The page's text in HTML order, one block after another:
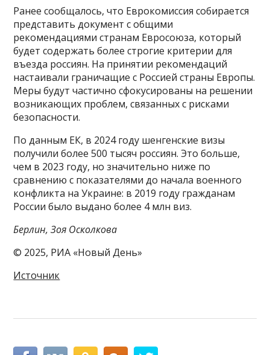
Ранее сообщалось, что Еврокомиссия собирается
представить документ с общими
рекомендациями странам Евросоюза, который
будет содержать более строгие критерии для
въезда россиян. На принятии рекомендаций
настаивали граничащие с Россией страны Европы.
Меры будут частично сфокусированы на решении
возникающих проблем, связанных с рисками
безопасности.
По данным ЕК, в 2024 году шенгенские визы
получили более 500 тысяч россиян. Это больше,
чем в 2023 году, но значительно ниже по
сравнению с показателями до начала военного
конфликта на Украине: в 2019 году гражданам
России было выдано более 4 млн виз.
Берлин, Зоя Осколкова
© 2025, РИА «Новый День»
Источник